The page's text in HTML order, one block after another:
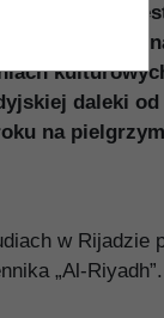
wioski.
śpiewali
daleki od
na
w Rijadzie
„Al-Riyadh”.